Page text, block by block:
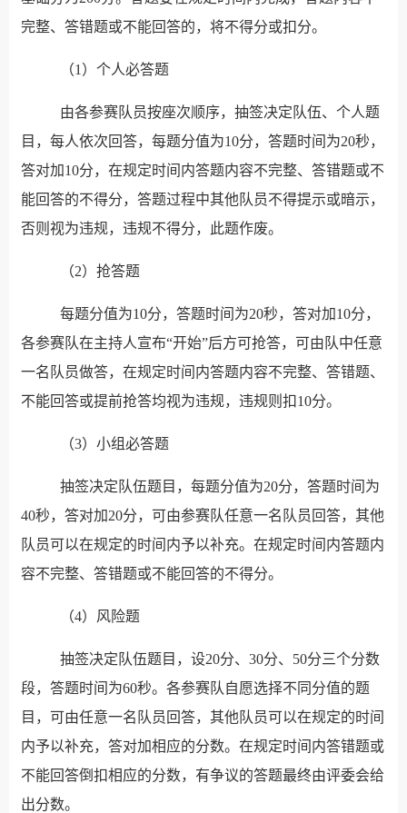
完整、答错题或不能回答的，将不得分或扣分。
（1）个人必答题
由各参赛队员按座次顺序，抽签决定队伍、个人题
目，每人依次回答，每题分值为10分，答题时间为20秒，
答对加10分，在规定时间内答题内容不完整、答错题或不
能回答的不得分，答题过程中其他队员不得提示或暗示，
否则视为违规，违规不得分，此题作废。
（2）抢答题
每题分值为10分，答题时间为20秒，答对加10分，
各参赛队在主持人宣布“开始”后方可抢答，可由队中任意
一名队员做答，在规定时间内答题内容不完整、答错题、
不能回答或提前抢答均视为违规，违规则扣10分。
（3）小组必答题
抽签决定队伍题目，每题分值为20分，答题时间为
40秒，答对加20分，可由参赛队任意一名队员回答，其他
队员可以在规定的时间内予以补充。在规定时间内答题内
容不完整、答错题或不能回答的不得分。
（4）风险题
抽签决定队伍题目，设20分、30分、50分三个分数
段，答题时间为60秒。各参赛队自愿选择不同分值的题
目，可由任意一名队员回答，其他队员可以在规定的时间
内予以补充，答对加相应的分数。在规定时间内答错题或
不能回答倒扣相应的分数，有争议的答题最终由评委会给
出分数。